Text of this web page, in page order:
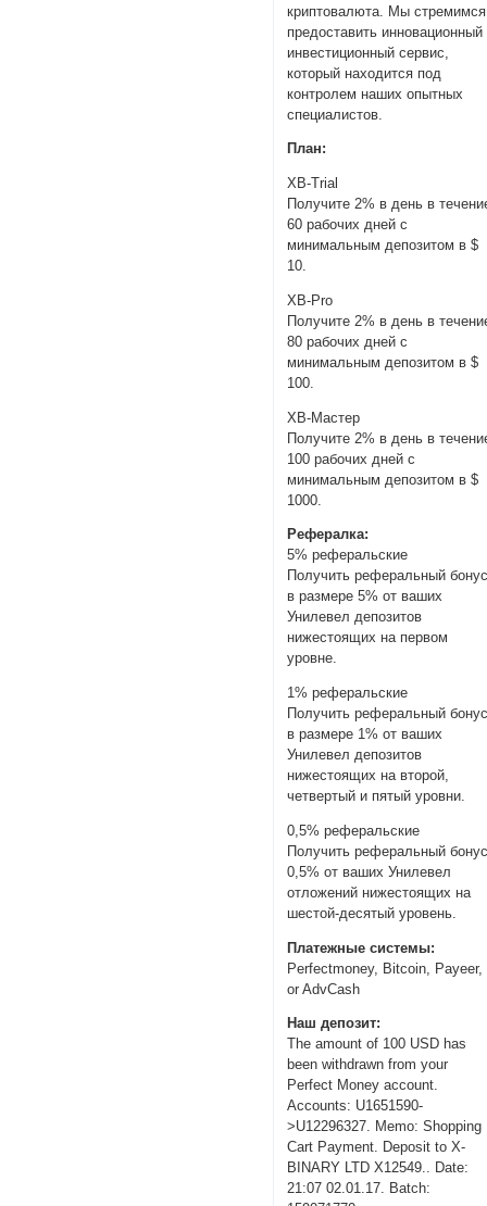
криптовалюта. Мы стремимся
предоставить инновационный
инвестиционный сервис,
который находится под
контролем наших опытных
специалистов.
План:
XB-Trial
Получите 2% в день в
60 рабочих дней с
минимальным депозитом в $
10.
XB-Pro
Получите 2% в день в
80 рабочих дней с
минимальным депозитом в $
100.
XB-Мастер
Получите 2% в день в
100 рабочих дней с
минимальным депозитом в $
1000.
Рефералка:
5% реферальские
Получить реферальный
в размере 5% от ваших
Унилевел депозитов
нижестоящих на первом
уровне.
1% реферальские
Получить реферальный
в размере 1% от ваших
Унилевел депозитов
нижестоящих на второй,
четвертый и пятый уровни.
0,5% реферальские
Получить реферальный
0,5% от ваших Унилевел
отложений нижестоящих на
шестой-десятый уровень.
Платежные системы:
Perfectmoney, Bitcoin, Payeer,
or AdvCash
Наш депозит:
The amount of 100 USD has
been withdrawn from your
Perfect Money account.
Accounts: U1651590-
>U12296327. Memo: Shopping
Cart Payment. Deposit to X-
BINARY LTD X12549.. Date:
21:07 02.01.17. Batch: